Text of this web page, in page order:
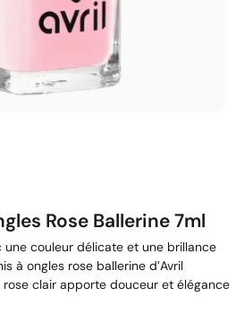
Rose Ballerine 7ml
une couleur délicate et une brillance
à ongles rose ballerine d’Avril
clair apporte douceur et élégance